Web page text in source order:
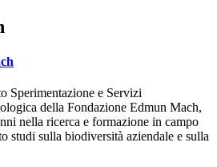
Sperimentazione e Servizi
della Fondazione Edmun Mach,
nella ricerca e formazione in campo
studi sulla biodiversità aziendale e sulla